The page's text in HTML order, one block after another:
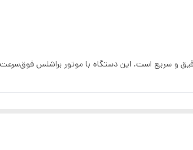
دقیق و سریع است. این دستگاه با موتور براشلس